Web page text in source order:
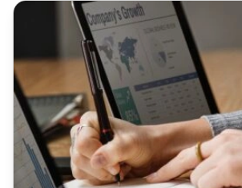
IT-Helpdesk-Audit-Checkliste